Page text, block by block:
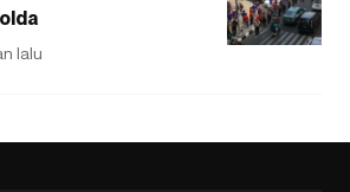
lalu